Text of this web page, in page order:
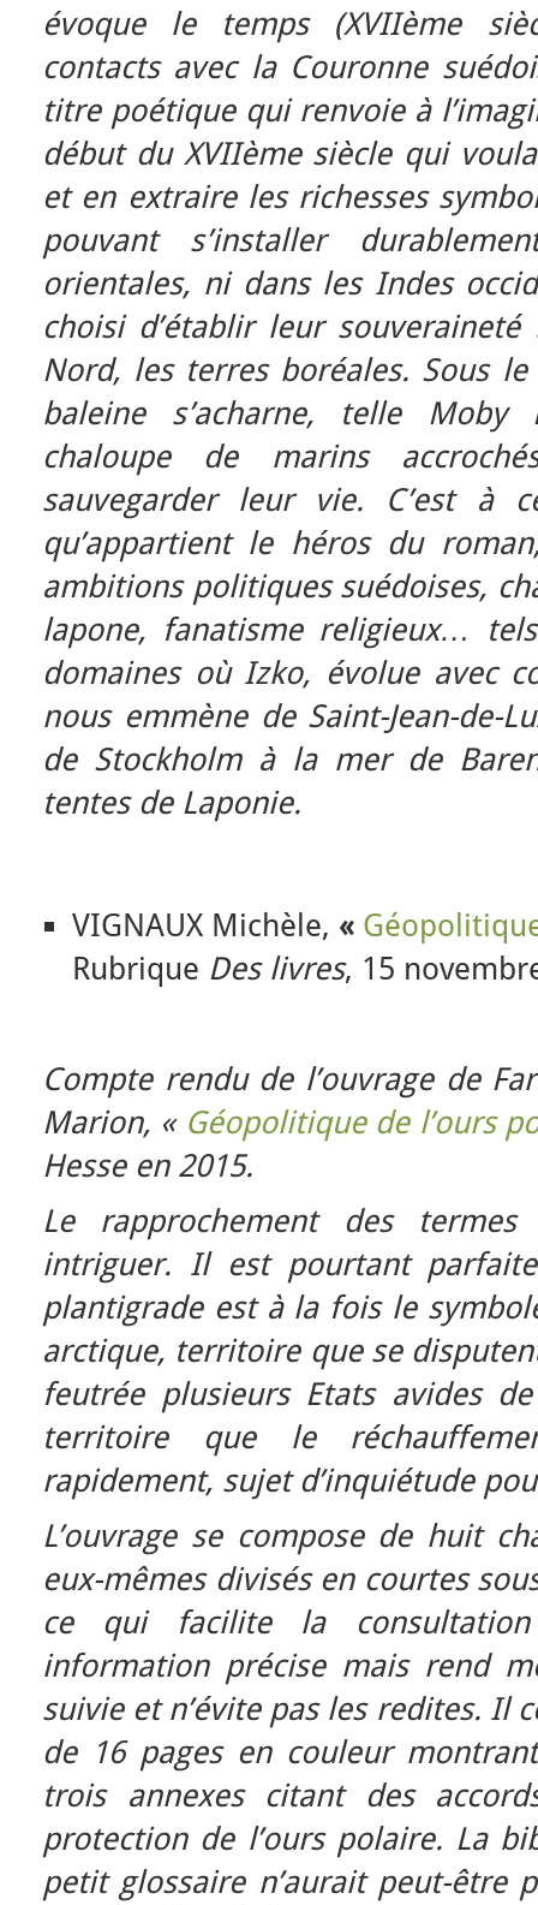
évoque le temps (XVIIème
contacts avec la Couronne
titre poétique qui renvoie à
début du XVIIème siècle qui
et en extraire les richesses
pouvant s’installer
orientales, ni dans les Indes
choisi d’établir leur
Nord, les terres boréales. Sous
baleine s’acharne, telle
chaloupe de marins
sauvegarder leur vie. C’est à
qu’appartient le héros du
ambitions politiques suédoises,
lapone, fanatisme religieux…
domaines où Izko, évolue avec
nous emmène de Saint-Jean-de-
de Stockholm à la mer de
tentes de Laponie.
VIGNAUX Michèle, «
Rubrique Des livres, 15
Compte rendu de l’ouvrage de
Marion, « Géopolitique de l’ours
Hesse en 2015.
Le rapprochement des
intriguer. Il est pourtant
plantigrade est à la fois le
arctique, territoire que se
feutrée plusieurs Etats avides
territoire que le
rapidement, sujet d’inquiétude
L’ouvrage se compose de huit
eux-mêmes divisés en courtes
ce qui facilite la
information précise mais rend
suivie et n’évite pas les redites. Il
de 16 pages en couleur
trois annexes citant des
protection de l’ours polaire. La
petit glossaire n’aurait peut-être